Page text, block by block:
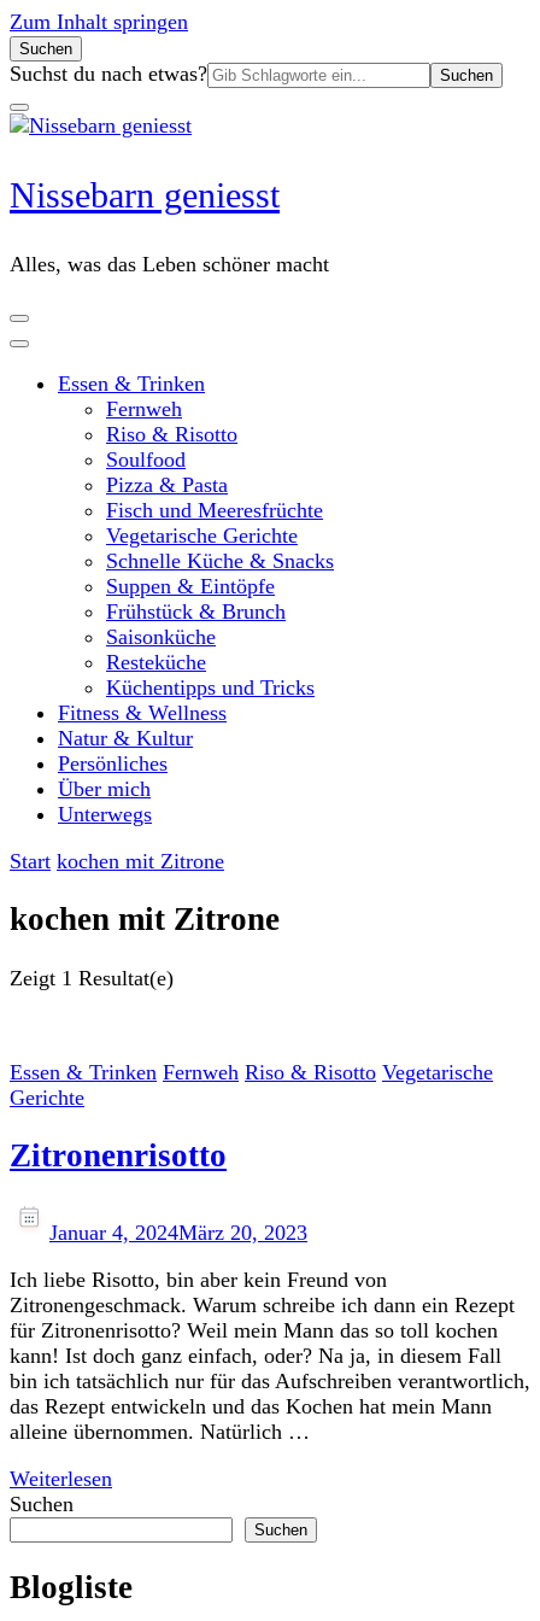
Zum Inhalt springen
Suchen
Suchen
nach:
Suchst du nach etwas?
Nissebarn geniesst
Alles, was das Leben schöner macht
Essen & Trinken
Fernweh
Riso & Risotto
Soulfood
Pizza & Pasta
Fisch und Meeresfrüchte
Vegetarische Gerichte
Schnelle Küche & Snacks
Suppen & Eintöpfe
Frühstück & Brunch
Saisonküche
Resteküche
Küchentipps und Tricks
Fitness & Wellness
Natur & Kultur
Persönliches
Über mich
Unterwegs
Start kochen mit Zitrone
kochen mit Zitrone
Zeigt 1 Resultat(e)
Essen & Trinken Fernweh Riso & Risotto Vegetarische
Gerichte
Zitronenrisotto
Januar 4, 2024März 20, 2023
Ich liebe Risotto, bin aber kein Freund von
Zitronengeschmack. Warum schreibe ich dann ein Rezept
für Zitronenrisotto? Weil mein Mann das so toll kochen
kann! Ist doch ganz einfach, oder? Na ja, in diesem Fall
bin ich tatsächlich nur für das Aufschreiben verantwortlich,
das Rezept entwickeln und das Kochen hat mein Mann
alleine übernommen. Natürlich …
Weiterlesen
Suchen
Suchen
Blogliste